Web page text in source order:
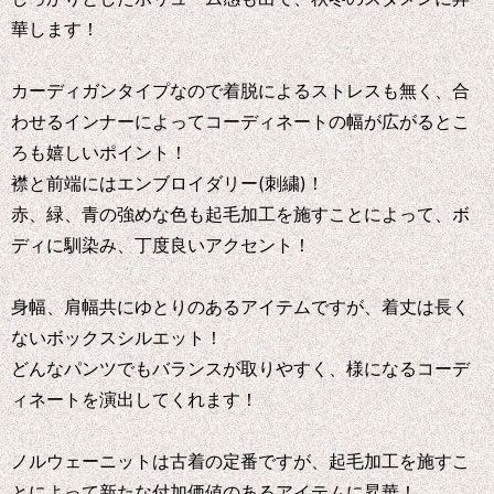
華します！
カーディガンタイプなので着脱によるストレスも無く、合
わせるインナーによってコーディネートの幅が広がるとこ
ろも嬉しいポイント！
襟と前端にはエンブロイダリー(刺繍)！
赤、緑、青の強めな色も起毛加工を施すことによって、ボ
ディに馴染み、丁度良いアクセント！
身幅、肩幅共にゆとりのあるアイテムですが、着丈は長く
ないボックスシルエット！
どんなパンツでもバランスが取りやすく、様になるコーデ
ィネートを演出してくれます！
ノルウェーニットは古着の定番ですが、起毛加工を施すこ